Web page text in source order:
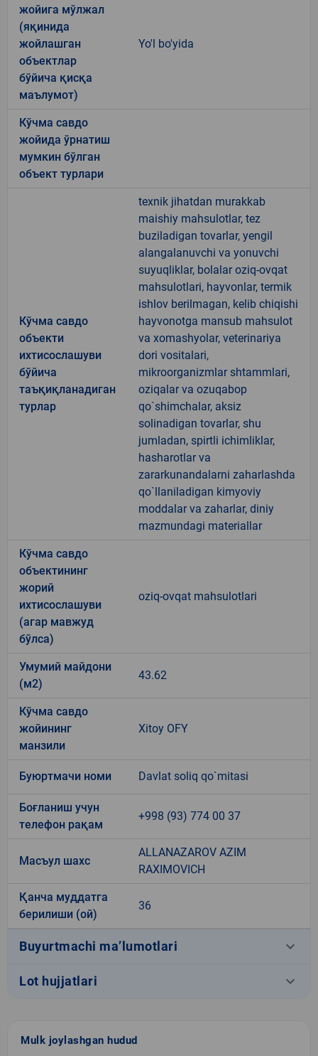
жойига мўлжал
(яқинида
жойлашган
объектлар
бўйича қисқа
маълумот)
Yo'l bo'yida
Кўчма савдо
жойида ўрнатиш
мумкин бўлган
объект турлари
Кўчма савдо
объекти
ихтисослашуви
бўйича
таъқиқланадиган
турлар
texnik jihatdan murakkab
maishiy mahsulotlar, tez
buziladigan tovarlar, yengil
alangalanuvchi va yonuvchi
suyuqliklar, bolalar oziq-ovqat
mahsulotlari, hayvonlar, termik
ishlov berilmagan, kelib chiqishi
hayvonotga mansub mahsulot
va xomashyolar, veterinariya
dori vositalari,
mikroorganizmlar shtammlari,
oziqalar va ozuqabop
qo`shimchalar, aksiz
solinadigan tovarlar, shu
jumladan, spirtli ichimliklar,
hasharotlar va
zararkunandalarni zaharlashda
qo`llaniladigan kimyoviy
moddalar va zaharlar, diniy
mazmundagi materiallar
Кўчма савдо
объектининг
жорий
ихтисослашуви
(агар мавжуд
бўлса)
oziq-ovqat mahsulotlari
Умумий майдони
(м2)
43.62
Кўчма савдо
жойининг
манзили
Xitoy OFY
Буюртмачи номи Davlat soliq qo`mitasi
Боғланиш учун
телефон рақам
+998 (93) 774 00 37
Масъул шахс
ALLANAZAROV AZIM
RAXIMOVICH
Қанча муддатга
берилиши (ой)
36
Buyurtmachi ma’lumotlari keyboard_arrow_down
Lot hujjatlari keyboard_arrow_down
Mulk joylashgan hudud